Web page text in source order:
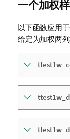
一个加权
以下函数应用
给定为加权两列